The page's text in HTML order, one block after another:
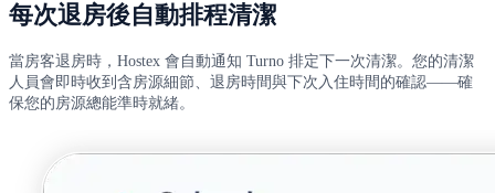
每次退房後自動排程清潔
當房客退房時，Hostex 會自動通知 Turno 排定下一次清潔。您的清潔
人員會即時收到含房源細節、退房時間與下次入住時間的確認——確
保您的房源總能準時就緒。